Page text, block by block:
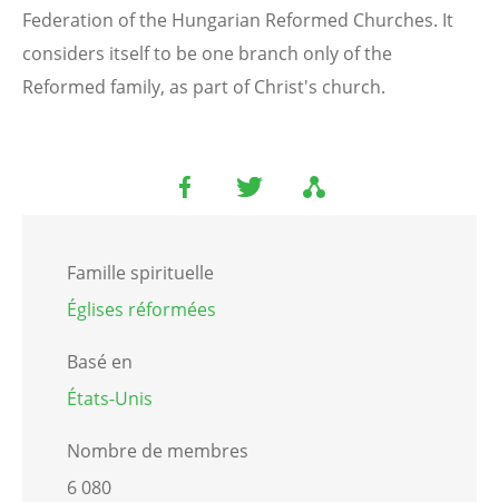
Federation of the Hungarian Reformed Churches. It
considers itself to be one branch only of the
Reformed family, as part of Christ's church.
Famille spirituelle
Églises réformées
Basé en
États-Unis
Nombre de membres
6 080